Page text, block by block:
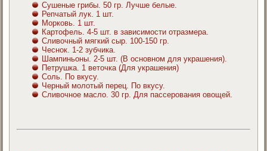
Сушеные грибы. 50 гр. Лучше белые.
Репчатый лук. 1 шт.
Морковь. 1 шт.
Картофель. 4-5 шт. в зависимости отразмера.
Сливочный мягкий сыр. 100-150 гр.
Чеснок. 1-2 зубчика.
Шампиньоны. 2-5 шт. (В основном для украшения).
Петрушка. 1 веточка (Для украшения)
Соль. По вкусу.
Черный молотый перец. По вкусу.
Сливочное масло. 30 гр. Для пассерования овощей.